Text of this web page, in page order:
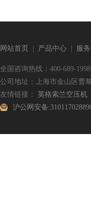
网站首页 产品中心 服
全国咨询热线：400-689-
公司地址：上海市金山区曹
友情链接： 英格索兰空压机
沪公网安备